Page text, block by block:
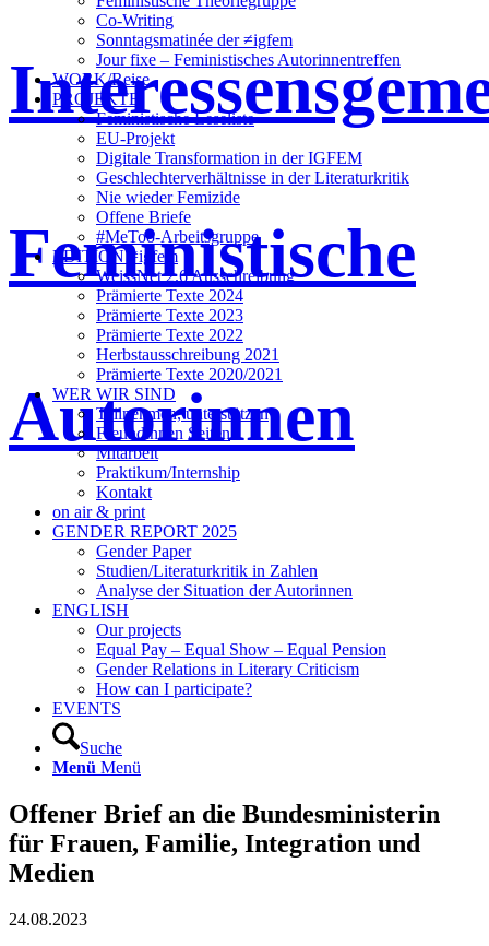
Feministische
Autorinnen
Co-Writing
Sonntagsmatinée der ≠igfem
Jour fixe – Feministisches Autorinnentreffen
WORK/Reise
PROJEKTE
Feministische Leseliste
EU-Projekt
Digitale Transformation in der IGFEM
Geschlechterverhältnisse in der Literaturkritik
Nie wieder Femizide
Offene Briefe
#MeToo-Arbeitsgruppe
EDITION ≠igfem
WeissNet 2.6 Ausschreibung
Prämierte Texte 2024
Prämierte Texte 2023
Prämierte Texte 2022
Herbstausschreibung 2021
Prämierte Texte 2020/2021
WER WIR SIND
Teilnehmen, unterstützen
Freundinnen Seiten
Mitarbeit
Praktikum/Internship
Kontakt
on air & print
GENDER REPORT 2025
Gender Paper
Studien/Literaturkritik in Zahlen
Analyse der Situation der Autorinnen
ENGLISH
Our projects
Equal Pay – Equal Show – Equal Pension
Gender Relations in Literary Criticism
How can I participate?
EVENTS
Suche
Menü Menü
Offener Brief an die Bundesministerin
für Frauen, Familie, Integration und
Medien
24.08.2023